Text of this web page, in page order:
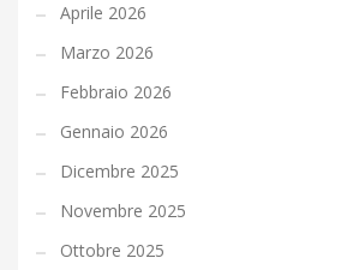
Aprile 2026
Marzo 2026
Febbraio 2026
Gennaio 2026
Dicembre 2025
Novembre 2025
Ottobre 2025